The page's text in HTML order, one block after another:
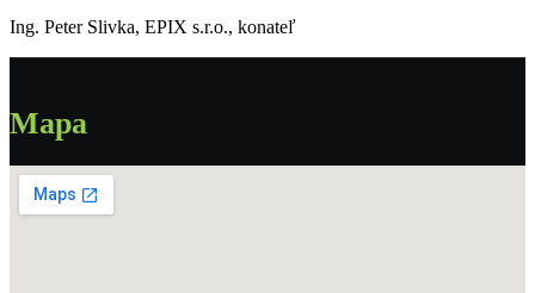
Ing. Peter Slivka, EPIX s.r.o., konateľ
Mapa